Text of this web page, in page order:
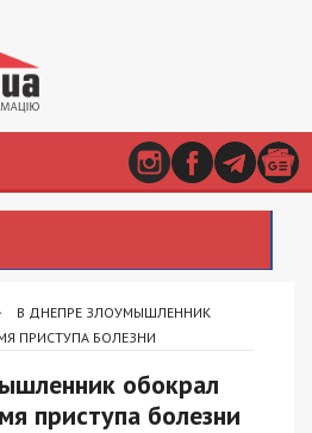
В ДНЕПРЕ ЗЛОУМЫШЛЕННИК
ПРИСТУПА БОЛЕЗНИ
обокрал
приступа болезни